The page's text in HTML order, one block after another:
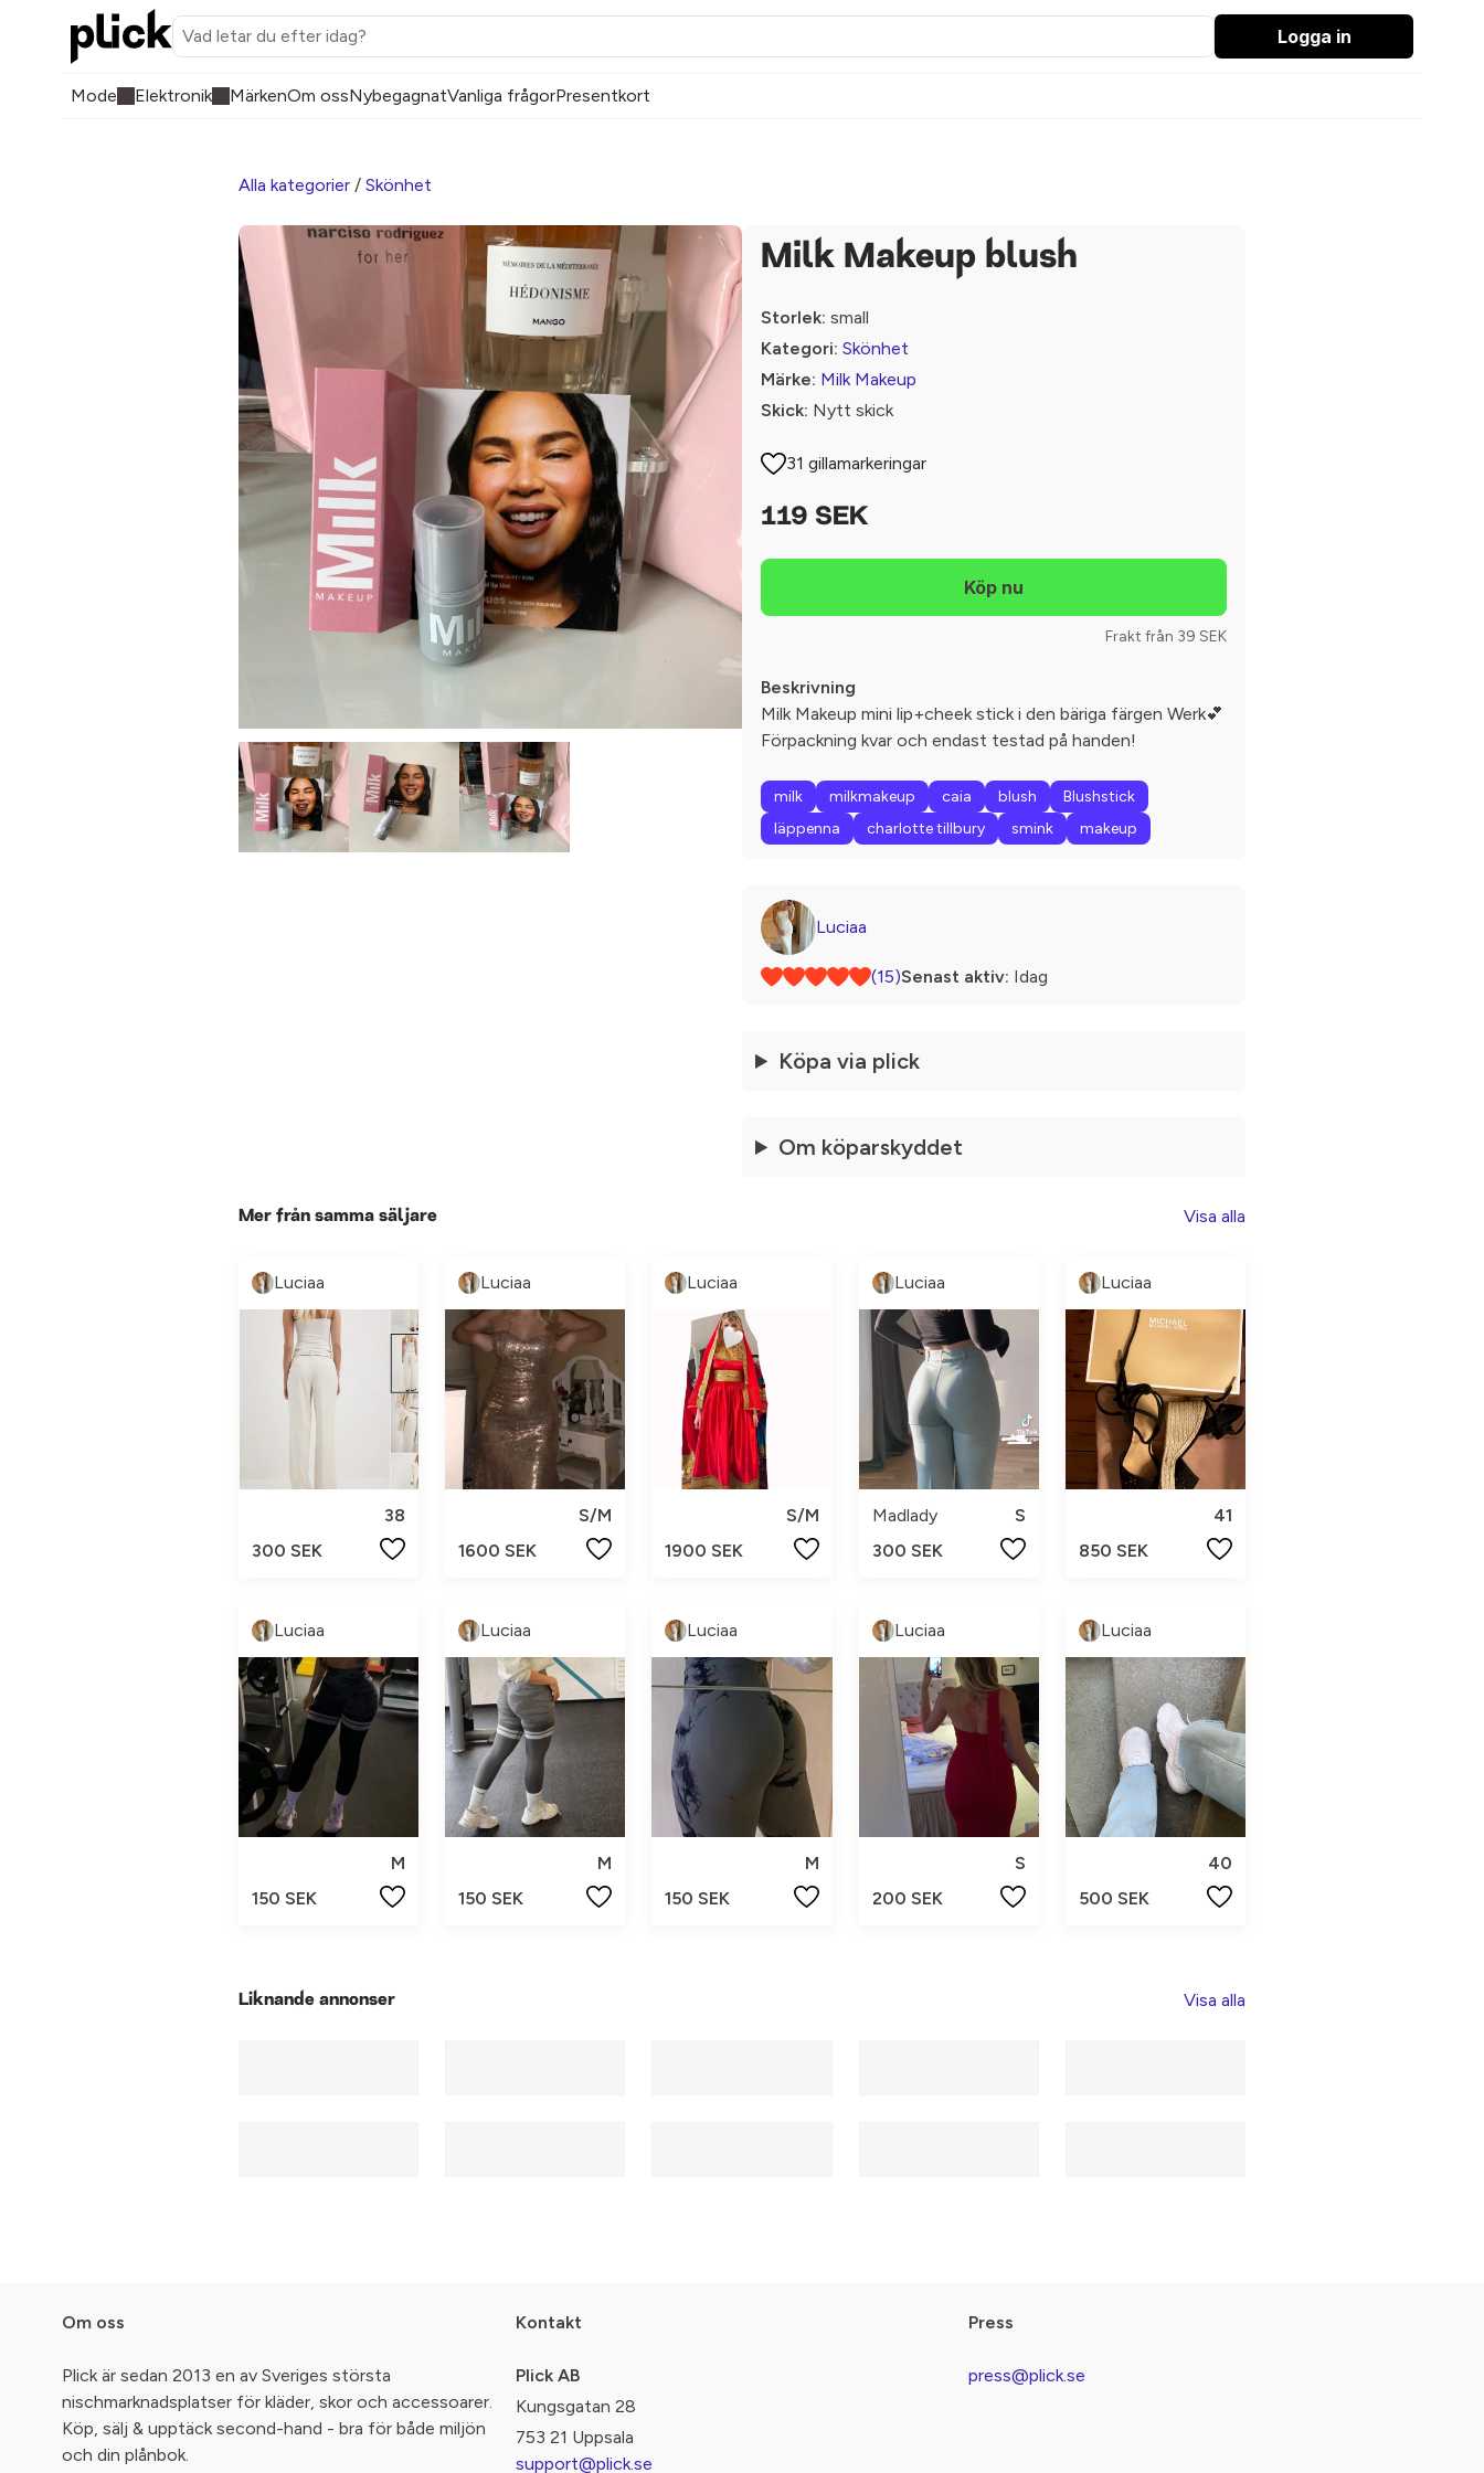
Logga in
Mode Elektronik MärkenOm ossNybegagnatVanliga frågorPresentkort
Alla kategorier / Skönhet
Milk Makeup blush
Storlek: small
Kategori: Skönhet
Märke: Milk Makeup
Skick: Nytt skick
31 gillamarkeringar
119 SEK
Frakt från 39 SEK
Beskrivning
Milk Makeup mini lip+cheek stick i den bäriga färgen Werk💕
Förpackning kvar och endast testad på handen!
milk milkmakeup caia blush
Blushstick
läppenna
charlotte tillbury smink makeup
Luciaa
(15)Senast aktiv: Idag
Köpa via plick
Om köparskyddet
Mer från samma säljare Visa alla
Luciaa
38
300 SEK
Luciaa
S/M
1600 SEK
Luciaa
S/M
1900 SEK
Luciaa
Madlady
S
300 SEK
Luciaa
41
850 SEK
Luciaa
M
150 SEK
Luciaa
M
150 SEK
Luciaa
M
150 SEK
Luciaa
S
200 SEK
Luciaa
40
500 SEK
Liknande annonser Visa alla
Om oss
Plick är sedan 2013 en av Sveriges största
nischmarknadsplatser för kläder, skor och accessoarer.
Köp, sälj & upptäck second-hand - bra för både miljön
och din plånbok.
Kontakt
Plick AB
Kungsgatan 28
753 21 Uppsala
support@plick.se
Press
press@plick.se